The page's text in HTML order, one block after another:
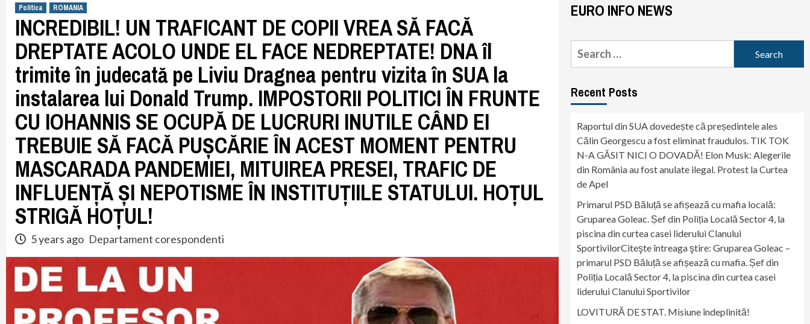
Politica ROMANIA
INCREDIBIL! UN TRAFICANT DE COPII VREA SĂ FACĂ
DREPTATE ACOLO UNDE EL FACE NEDREPTATE! DNA îl
trimite în judecată pe Liviu Dragnea pentru vizita în SUA la
instalarea lui Donald Trump. IMPOSTORII POLITICI ÎN FRUNTE
CU IOHANNIS SE OCUPĂ DE LUCRURI INUTILE CÂND EI
TREBUIE SĂ FACĂ PUȘCĂRIE ÎN ACEST MOMENT PENTRU
MASCARADA PANDEMIEI, MITUIREA PRESEI, TRAFIC DE
INFLUENȚĂ ȘI NEPOTISME ÎN INSTITUȚIILE STATULUI. HOȚUL
STRIGĂ HOȚUL!
5 years ago Departament corespondenti
EURO INFO NEWS
Search
for:
Recent Posts
Raportul din SUA dovedește că președintele ales
Călin Georgescu a fost eliminat fraudulos. TIK TOK
N-A GĂSIT NICI O DOVADĂ! Elon Musk: Alegerile
din România au fost anulate ilegal. Protest la Curtea
de Apel
Primarul PSD Băluță se afișează cu mafia locală:
Gruparea Goleac. Șef din Poliția Locală Sector 4, la
piscina din curtea casei liderului Clanului
SportivilorCiteşte întreaga ştire: Gruparea Goleac –
primarul PSD Băluță se afișează cu mafia. Șef din
Poliția Locală Sector 4, la piscina din curtea casei
liderului Clanului Sportivilor
LOVITURĂ DE STAT. Misiune îndeplinită!